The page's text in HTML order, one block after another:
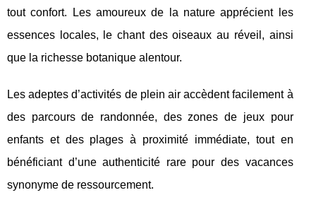
tout confort. Les amoureux de la nature apprécient les
essences locales, le chant des oiseaux au réveil, ainsi
que la richesse botanique alentour.
Les adeptes d’activités de plein air accèdent facilement à
des parcours de randonnée, des zones de jeux pour
enfants et des plages à proximité immédiate, tout en
bénéficiant d’une authenticité rare pour des vacances
synonyme de ressourcement.